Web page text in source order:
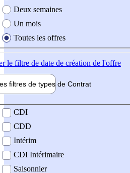
Deux semaines
Un mois
Toutes les offres
le filtre de date de création de l'offre
filtres de types de Contrat
contrat
CDI
CDD
Intérim
CDI Intérimaire
Saisonnier